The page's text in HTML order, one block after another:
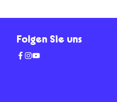
Folgen Sie uns